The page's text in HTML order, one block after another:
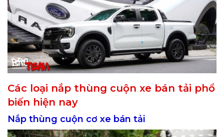
Các loại nắp thùng cuộn xe bán tải phổ
biến hiện nay
Nắp thùng cuộn cơ xe bán tải